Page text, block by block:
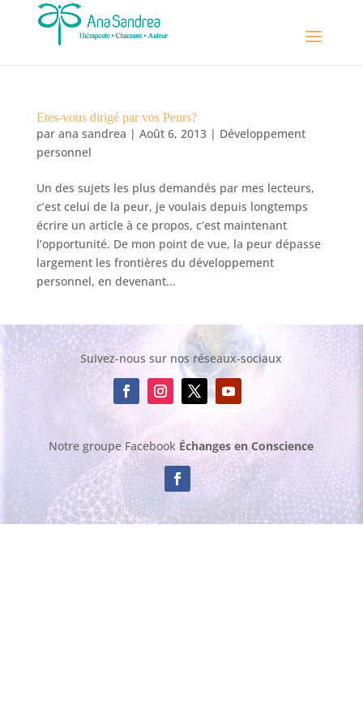
Etes-vous dirigé par vos Peurs?
par ana sandrea | Août 6, 2013| Développement
personnel
Un des sujets les plus demandés par mes lecteurs,
c’est celui de la peur, je voulais depuis longtemps
écrire un article à ce propos, c’est maintenant
l’opportunité. De mon point de vue, la peur dépasse
largement les frontières du développement
personnel, en devenant...
Suivez-nous sur nos réseaux-sociaux
Notre groupe Facebook Échanges en Conscience